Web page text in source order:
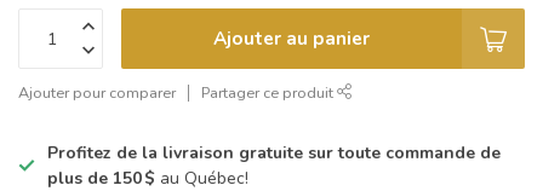
Ajouter au panier
Ajouter pour comparer Partager ce produit
Profitez de la livraison gratuite sur toute commande de
plus de 150 $ au Québec!